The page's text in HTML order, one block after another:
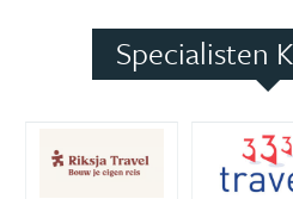
Specialisten